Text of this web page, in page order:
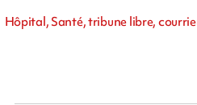
Hôpital, Santé, tribune libre,